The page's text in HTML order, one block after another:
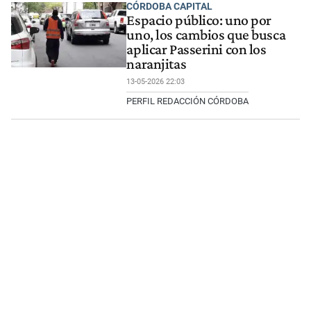
CÓRDOBA CAPITAL
Espacio público: uno por
uno, los cambios que busca
aplicar Passerini con los
naranjitas
13-05-2026 22:03
PERFIL REDACCIÓN CÓRDOBA